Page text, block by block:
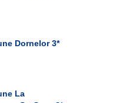
Dornelor 3*
La